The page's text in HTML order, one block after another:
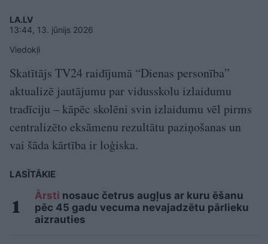
LA.LV
13:44, 13. jūnijs 2026
Viedokļi
Skatītājs TV24 raidījumā “Dienas personība”
aktualizē jautājumu par vidusskolu izlaidumu
tradīciju – kāpēc skolēni svin izlaidumu vēl pirms
centralizēto eksāmenu rezultātu paziņošanas un
vai šāda kārtība ir loģiska.
LASĪTĀKIE
Ārsti nosauc četrus augļus ar kuru ēšanu
pēc 45 gadu vecuma nevajadzētu pārlieku
aizrauties